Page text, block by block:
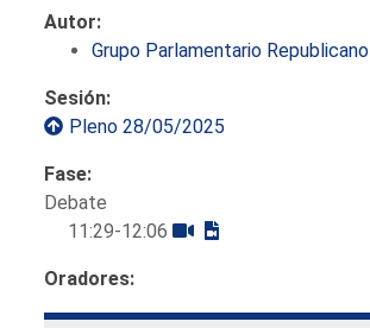
Autor:
Grupo Parlamentario Republicano
Sesión:
Pleno 28/05/2025
Fase:
Debate
11:29-12:06
Oradores: